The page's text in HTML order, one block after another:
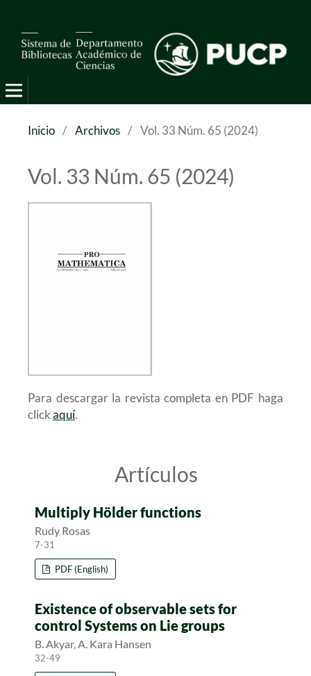
Inicio / Archivos / Vol. 33 Núm. 65 (2024)
Vol. 33 Núm. 65 (2024)
Para descargar la revista completa en PDF haga
clickaquí.
Artículos
Multiply Hölder functions
Rudy Rosas
7-31
PDF (English)
Existence of observable sets for
control Systems on Lie groups
B. Akyar, A. Kara Hansen
32-49